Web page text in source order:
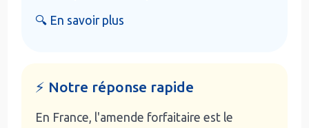
🔍 En savoir plus
⚡ Notre réponse rapide
En France, l'amende forfaitaire est le